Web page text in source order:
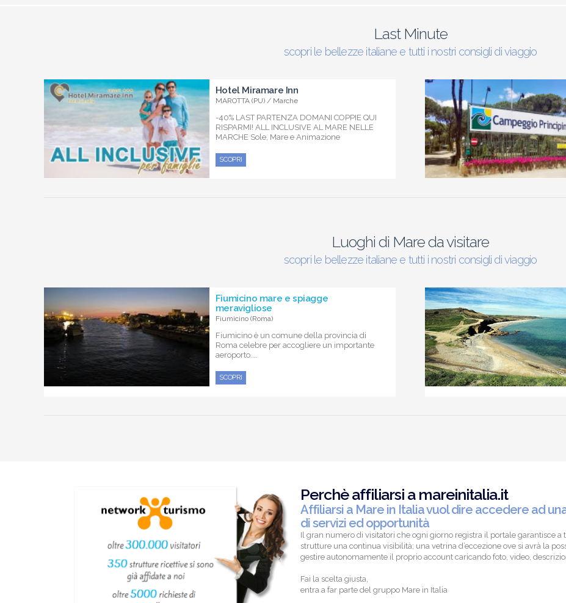
Last Minute
scopri le bellezze italiane e tutti i nostri consigli di viaggio
Hotel Miramare Inn
MAROTTA (PU) / Marche
-40% LAST PARTENZA DOMANI COPPIE QUI
RISPARMI! ALL INCLUSIVE AL MARE NELLE
MARCHE Sole, Mare e Animazione
SCOPRI
Luoghi di Mare da visitare
scopri le bellezze italiane e tutti i nostri consigli di viaggio
Fiumicino mare e spiagge
meravigliose
Fiumicino (Roma)
Fiumicino è un comune della provincia di
Roma celebre per accogliere un importante
aeroporto....
SCOPRI
Perchè affiliarsi a mareinitalia.it
Affiliarsi a Mare in Italia vuol dire accedere ad
di servizi ed opportunità
Il gran numero di visitatori che ogni giorno registra il portale garantisce a
strutture una continua visibilità; una vetrina d’eccezione ove si avrà la
gestire autonomamente il proprio account caricando foto, video,
Fai la scelta giusta,
entra a far parte del gruppo Mare in Italia